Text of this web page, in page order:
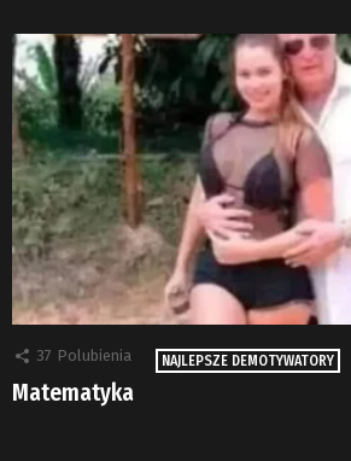
37 Polubienia NAJLEPSZE DEMOTYWATORY
Matematyka